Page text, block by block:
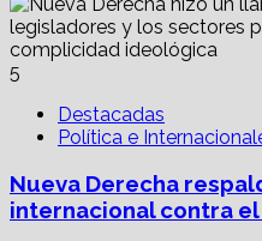
5
Destacadas
Política e
Nueva Derecha
internacional contra